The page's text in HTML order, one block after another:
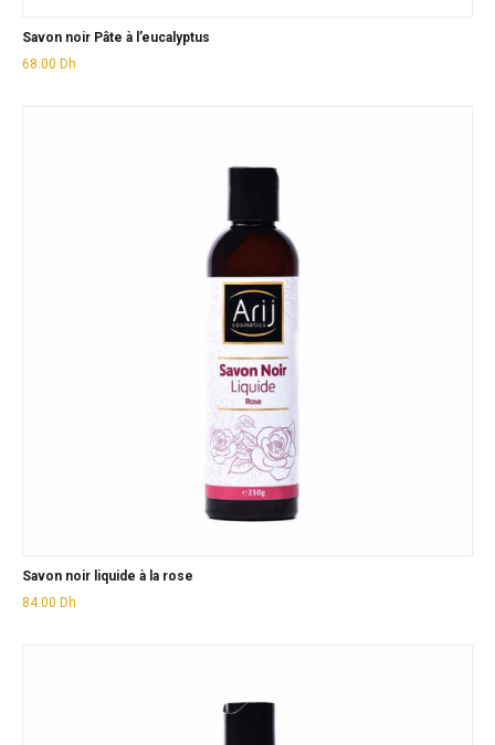
Savon noir Pâte à l’eucalyptus
68.00 Dh
Savon noir liquide à la rose
84.00 Dh